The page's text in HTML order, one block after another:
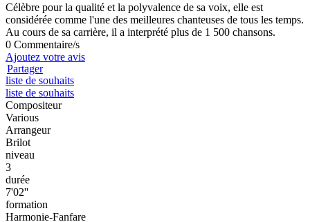
Célèbre pour la qualité et la polyvalence de sa voix, elle est
considérée comme l'une des meilleures chanteuses de tous les temps.
Au cours de sa carrière, il a interprété plus de 1 500 chansons.
0 Commentaire/s
Ajoutez votre avis
Partager
liste de souhaits
liste de souhaits
Compositeur
Various
Arrangeur
Brilot
niveau
3
durée
7'02''
formation
Harmonie-Fanfare